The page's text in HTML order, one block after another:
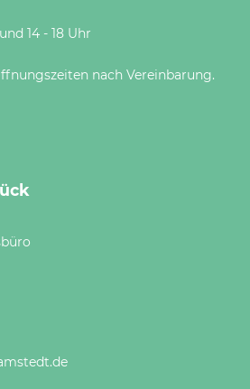
14 - 18 Uhr
nach Vereinbarung.